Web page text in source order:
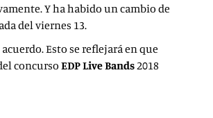
Y ha habido un cambio de
del viernes 13.
Esto se reflejará en que
concursoEDP Live Bands 2018